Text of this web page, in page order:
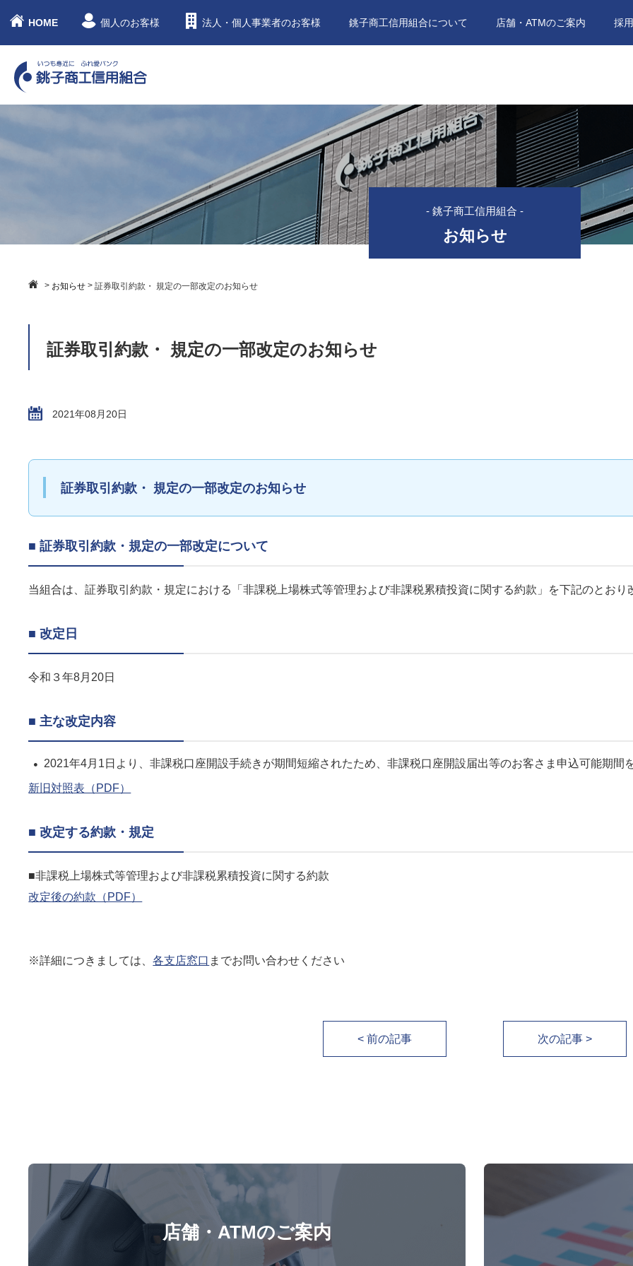
HOME 個人のお客様 法人・個人事業者のお客様 銚子商工信用組合について 店舗・ATMのご案内 採
- 銚子商工信用組合 -
お知らせ
> お知らせ >証券取引約款・ 規定の一部改定のお知らせ
証券取引約款・ 規定の一部改定のお知らせ
2021年08月20日
証券取引約款・ 規定の一部改定のお知らせ
■ 証券取引約款・規定の一部改定について
当組合は、証券取引約款・規定における「非課税上場株式等管理および非課税累積投資に関する約款」を下記のとおり
■ 改定日
令和３年8月20日
■ 主な改定内容
2021年4月1日より、非課税口座開設手続きが期間短縮されたため、非課税口座開設届出等のお客さま申込可能期間
新旧対照表（PDF）
■ 改定する約款・規定
■非課税上場株式等管理および非課税累積投資に関する約款
改定後の約款（PDF）
※詳細につきましては、各支店窓口 までお問い合わせください
< 前の記事 次の記事 >
店舗・ATMのご案内